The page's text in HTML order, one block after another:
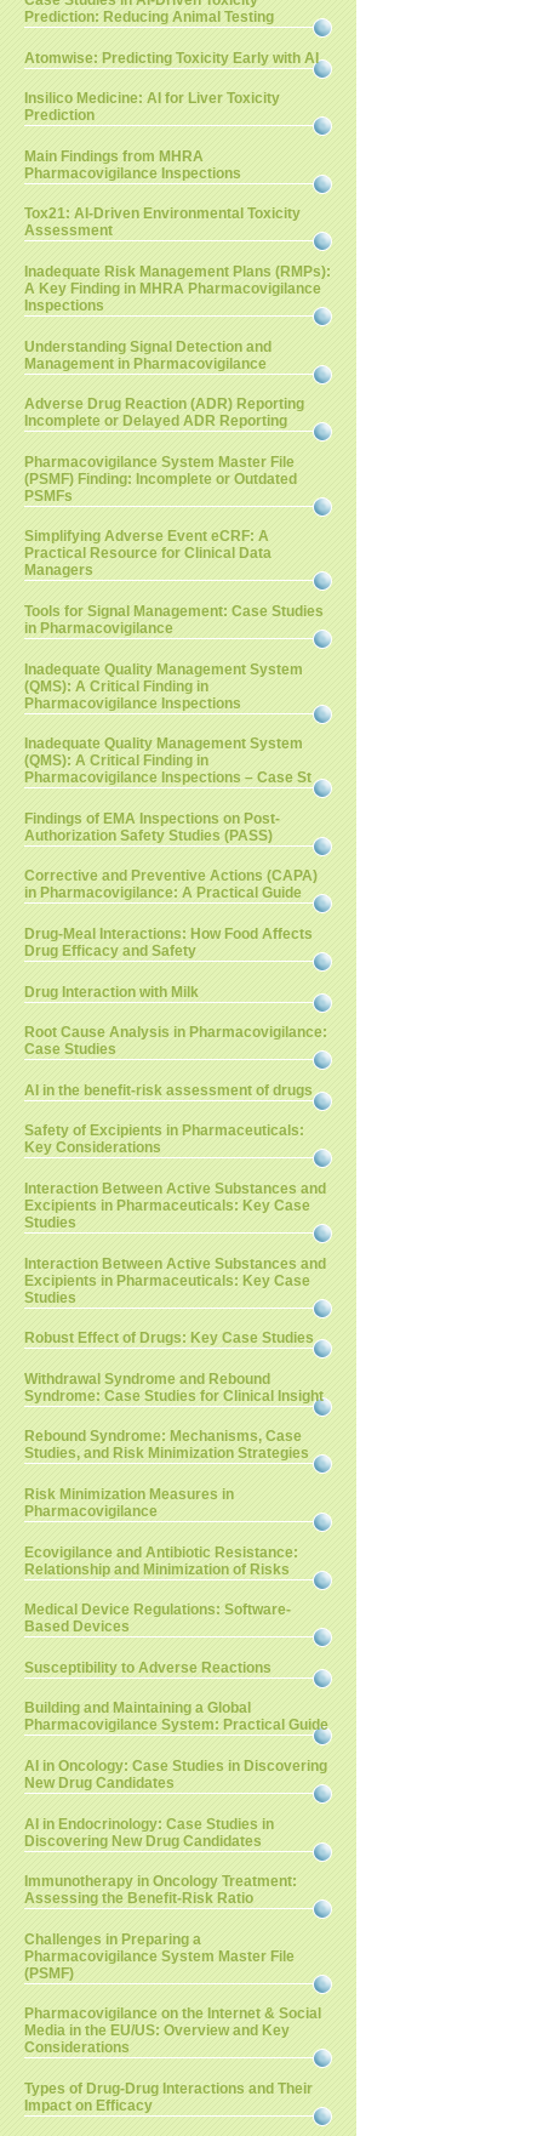
Prediction: Reducing Animal Testing
Atomwise: Predicting Toxicity Early with AI
Insilico Medicine: AI for Liver Toxicity
Prediction
Main Findings from MHRA
Pharmacovigilance Inspections
Tox21: AI-Driven Environmental Toxicity
Assessment
Inadequate Risk Management Plans (RMPs):
A Key Finding in MHRA Pharmacovigilance
Inspections
Understanding Signal Detection and
Management in Pharmacovigilance
Adverse Drug Reaction (ADR) Reporting
Incomplete or Delayed ADR Reporting
Pharmacovigilance System Master File
(PSMF) Finding: Incomplete or Outdated
PSMFs
Simplifying Adverse Event eCRF: A
Practical Resource for Clinical Data
Managers
Tools for Signal Management: Case Studies
in Pharmacovigilance
Inadequate Quality Management System
(QMS): A Critical Finding in
Pharmacovigilance Inspections
Inadequate Quality Management System
(QMS): A Critical Finding in
Pharmacovigilance Inspections – Case St
Findings of EMA Inspections on Post-
Authorization Safety Studies (PASS)
Corrective and Preventive Actions (CAPA)
in Pharmacovigilance: A Practical Guide
Drug-Meal Interactions: How Food Affects
Drug Efficacy and Safety
Drug Interaction with Milk
Root Cause Analysis in Pharmacovigilance:
Case Studies
AI in the benefit-risk assessment of drugs
Safety of Excipients in Pharmaceuticals:
Key Considerations
Interaction Between Active Substances and
Excipients in Pharmaceuticals: Key Case
Studies
Interaction Between Active Substances and
Excipients in Pharmaceuticals: Key Case
Studies
Robust Effect of Drugs: Key Case Studies
Withdrawal Syndrome and Rebound
Syndrome: Case Studies for Clinical Insight
Rebound Syndrome: Mechanisms, Case
Studies, and Risk Minimization Strategies
Risk Minimization Measures in
Pharmacovigilance
Ecovigilance and Antibiotic Resistance:
Relationship and Minimization of Risks
Medical Device Regulations: Software-
Based Devices
Susceptibility to Adverse Reactions
Building and Maintaining a Global
Pharmacovigilance System: Practical Guide
AI in Oncology: Case Studies in Discovering
New Drug Candidates
AI in Endocrinology: Case Studies in
Discovering New Drug Candidates
Immunotherapy in Oncology Treatment:
Assessing the Benefit-Risk Ratio
Challenges in Preparing a
Pharmacovigilance System Master File
(PSMF)
Pharmacovigilance on the Internet & Social
Media in the EU/US: Overview and Key
Considerations
Types of Drug-Drug Interactions and Their
Impact on Efficacy